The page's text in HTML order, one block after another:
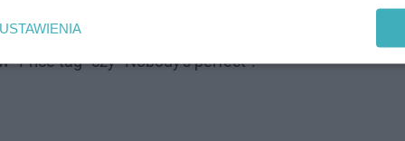
- czytamy na Instagramie
"Price tag" czy "Nobody's perfect".
USTAWIENIA